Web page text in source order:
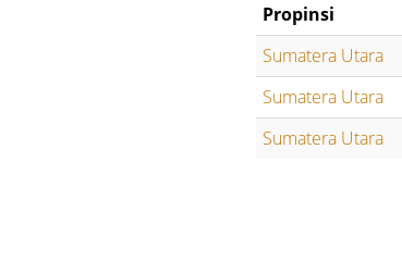
Propinsi
Sumatera Utara
Sumatera Utara
Sumatera Utara